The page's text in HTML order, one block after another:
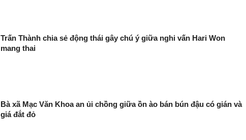
Trấn Thành chia sẻ động thái gây chú ý giữa nghi vấn Hari Won
mang thai
Bà xã Mạc Văn Khoa an ủi chồng giữa ồn ào bán bún đậu có gián và
giá đắt đỏ